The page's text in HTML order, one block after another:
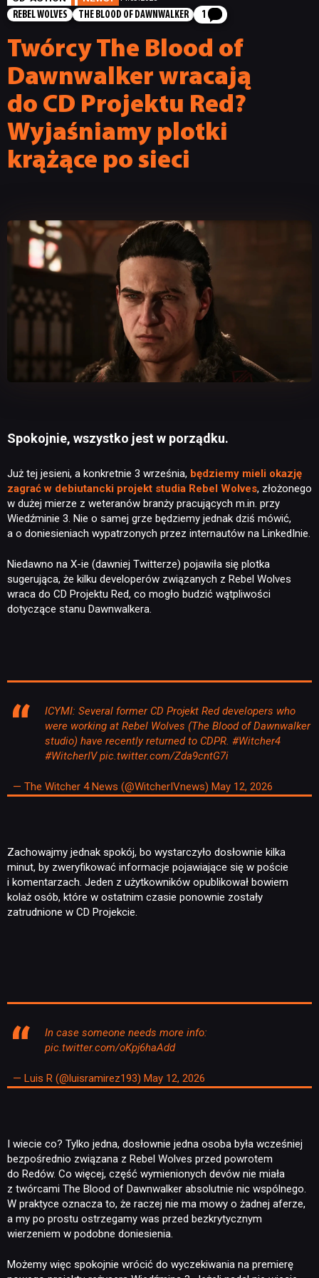
RECENZJE
PUBLICYSTYKA
REBEL WOLVES
THE BLOOD OF DAWNWALKER 1
Twórcy The Blood of
Dawnwalker wracają
do CD Projektu Red?
Wyjaśniamy plotki
krążące po sieci
Spokojnie, wszystko jest w porządku.
Już tej jesieni, a konkretnie 3 września, będziemy mieli okazję
zagrać w debiutancki projekt studia Rebel Wolves, złożonego
w dużej mierze z weteranów branży pracujących m.in. przy
Wiedźminie 3. Nie o samej grze będziemy jednak dziś mówić,
a o doniesieniach wypatrzonych przez internautów na LinkedInie.
Niedawno na X-ie (dawniej Twitterze) pojawiła się plotka
sugerująca, że kilku developerów związanych z Rebel Wolves
wraca do CD Projektu Red, co mogło budzić wątpliwości
dotyczące stanu Dawnwalkera.
ICYMI: Several former CD Projekt Red developers who
were working at Rebel Wolves (The Blood of Dawnwalker
studio) have recently returned to CDPR. #Witcher4
#WitcherIV pic.twitter.com/Zda9cntG7i
— The Witcher 4 News (@WitcherIVnews) May 12, 2026
Zachowajmy jednak spokój, bo wystarczyło dosłownie kilka
minut, by zweryfikować informacje pojawiające się w poście
i komentarzach. Jeden z użytkowników opublikował bowiem
kolaż osób, które w ostatnim czasie ponownie zostały
zatrudnione w CD Projekcie.
In case someone needs more info:
pic.twitter.com/oKpj6haAdd
— Luis R (@luisramirez193) May 12, 2026
I wiecie co? Tylko jedna, dosłownie jedna osoba była wcześniej
bezpośrednio związana z Rebel Wolves przed powrotem
do Redów. Co więcej, część wymienionych devów nie miała
z twórcami The Blood of Dawnwalker absolutnie nic wspólnego.
W praktyce oznacza to, że raczej nie ma mowy o żadnej aferze,
a my po prostu ostrzegamy was przed bezkrytycznym
wierzeniem w podobne doniesienia.
Możemy więc spokojnie wrócić do wyczekiwania na premierę